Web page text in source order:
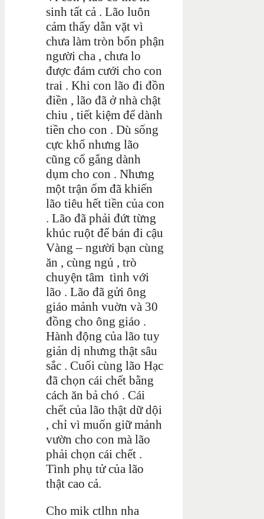
sinh tất cả . Lão luôn
cảm thấy dằn vặt vì
chưa làm tròn bổn phận
người cha , chưa lo
được đám cưới cho con
trai . Khi con lão đi đồn
điền , lão đã ở nhà chật
chiu , tiết kiệm để dành
tiền cho con . Dù sống
cực khổ nhưng lão
cũng cố gắng dành
dụm cho con . Nhưng
một trận ốm đã khiến
lão tiêu hết tiền của con
. Lão đã phải đứt từng
khúc ruột để bán đi cậu
Vàng – người bạn cùng
ăn , cùng ngủ , trò
chuyện tâm tình với
lão . Lão đã gửi ông
giáo mảnh vuờn và 30
đồng cho ông giáo .
Hành động của lão tuy
giản dị nhưng thật sâu
sắc . Cuối cùng lão Hạc
đã chọn cái chết bằng
cách ăn bả chó . Cái
chết của lão thật dữ dội
, chỉ vì muốn giữ mảnh
vườn cho con mà lão
phải chọn cái chết .
Tình phụ tử của lão
thật cao cả.
Cho mik ctlhn nha